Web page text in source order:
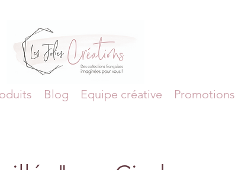
Blog Equipe créative Promotions